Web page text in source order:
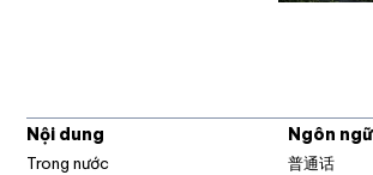
Nội dung
Trong nước
Ngôn ngữ
普通话